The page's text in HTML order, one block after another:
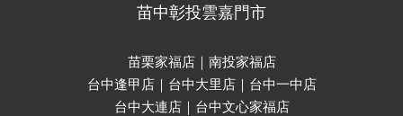
苗中彰投雲嘉門市
苗栗家福店｜南投家福店
台中逢甲店｜台中大里店｜台中一中店
台中大連店｜台中文心家福店